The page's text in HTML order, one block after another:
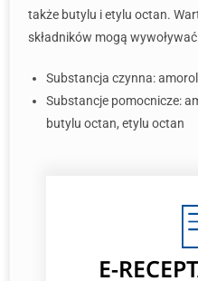
także butylu i etylu octan.
składników mogą
Substancja czynna:
Substancje pomocnicze:
butylu octan, etylu octan
E-